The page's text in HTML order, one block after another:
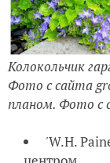
Колокольчик
Фото с сайта
планом. Фото с
'W.H.